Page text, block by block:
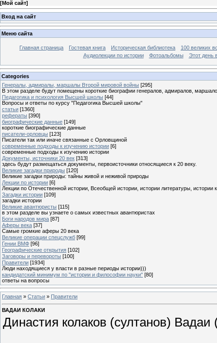
[Мой сайт]
Вход на сайт
Меню сайта
Главная страница Гостевая книга Историческая библиотека
100 великих
Аудиолекции по истории
Фотоальбомы Этот день
Categories
Генералы, адмиралы, маршалы Второй мировой войны [295]
В этом разделе будут помещены короткие биографии генералов, адмиралов,
Педагогика и психология Высшей школы [44]
Вопросы и ответы по курсу "Педагогика Высшей школы"
статьи [1360]
рефераты [390]
биографические данные [149]
короткие биографические данные
писатели-орловцы [123]
Писатели так или иначе связанные с Орловщиной
современные подходы к изучению истории [6]
современные подходы к изучению истории
Документы, источники 20 век [313]
здесь будут размещаться документы, первоисточники относящиеся к 20 веку.
Великие загадки природы [120]
Великие загадки природы: тайны живой и неживой природы
Лекции по истории [6]
Лекции по Отечественной истории, Всеобщей истории, истории литературы, истории
Загадки истории [109]
загадки истории
Великие авантюристы [115]
в этом разделе вы узнаете о самых известных авантюристах
Боги народов мира [87]
Аферы века [37]
Самые громкие аферы 20 века
Великие операции спецслужб [99]
Гении ВМФ [96]
Географические открытия [102]
Заговоры и перевороты [100]
Правители [1934]
Люди находящиеся у власти в разные периоды истории)))
кандидатский минимум по "истории и философии науки" [80]
ответы на вопросы
Главная » Статьи » Правители
ВАДАИ КОЛАКИ
Династия колаков (султанов)